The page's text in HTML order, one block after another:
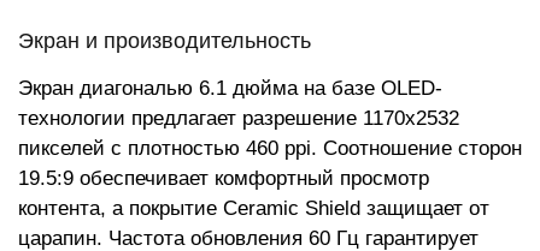
Экран и производительность
Экран диагональю 6.1 дюйма на базе OLED-
технологии предлагает разрешение 1170x2532
пикселей с плотностью 460 ppi. Соотношение сторон
19.5:9 обеспечивает комфортный просмотр
контента, а покрытие Ceramic Shield защищает от
царапин. Частота обновления 60 Гц гарантирует